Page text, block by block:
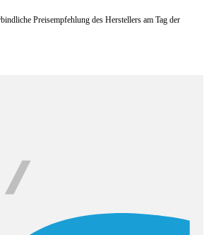
Preisempfehlung des Herstellers am Tag der